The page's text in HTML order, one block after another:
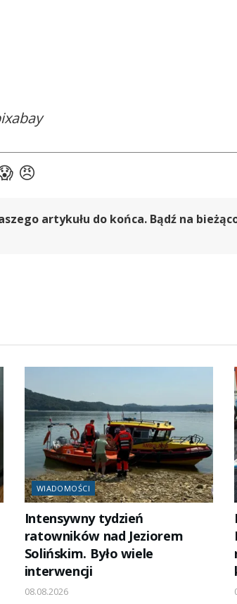
artykułu do końca. Bądź na
WIADOMOŚCI
Intensywny tydzień
ratowników nad Jeziorem
Solińskim. Było wiele
interwencji
08.08.2026